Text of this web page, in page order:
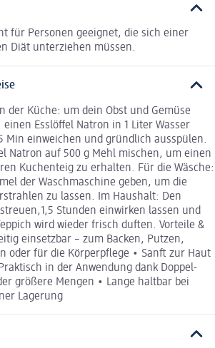
für Personen geeignet, die sich einer
Diät unterziehen müssen.
der Küche: um dein Obst und Gemüse
Esslöffel Natron in 1 Liter Wasser
Min einweichen und gründlich ausspülen.
Natron auf 500 g Mehl mischen, um einen
Kuchenteig zu erhalten. Für die Wäsche:
der Waschmaschine geben, um die
zu lassen. Im Haushalt: Den
Stunden einwirken lassen und
wird wieder frisch duften. Vorteile &
einsetzbar – zum Backen, Putzen,
oder für die Körperpflege • Sanft zur Haut
in der Anwendung dank Doppel-
größere Mengen • Lange haltbar bei
Lagerung